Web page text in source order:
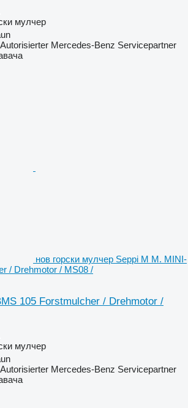
мулчер
Mercedes-Benz Servicepartner
нов горски мулчер Seppi M M. MINI-
/ Drehmotor / MS08 /
105 Forstmulcher / Drehmotor /
мулчер
Mercedes-Benz Servicepartner